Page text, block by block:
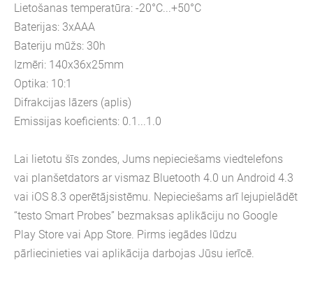
Lietošanas temperatūra: -20°C...+50°C
Baterijas: 3xAAA
Bateriju mūžs: 30h
Izmēri: 140x36x25mm
Optika: 10:1
Difrakcijas lāzers (aplis)
Emissijas koeficients: 0.1...1.0
Lai lietotu šīs zondes, Jums nepieciešams viedtelefons
vai planšetdators ar vismaz Bluetooth 4.0 un Android 4.3
vai iOS 8.3 operētājsistēmu. Nepieciešams arī lejupielādēt
“testo Smart Probes” bezmaksas aplikāciju no Google
Play Store vai App Store. Pirms iegādes lūdzu
pārliecinieties vai aplikācija darbojas Jūsu ierīcē.